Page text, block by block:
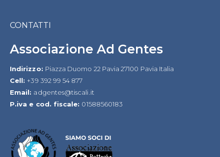
CONTATTI
Associazione Ad Gentes
Indirizzo: Piazza Duomo 22 Pavia 27100 Pavia Italia
Cell:+39 392 99 54 877
Email: adgentes@tiscali.it
P.iva e cod. fiscale: 01588560183